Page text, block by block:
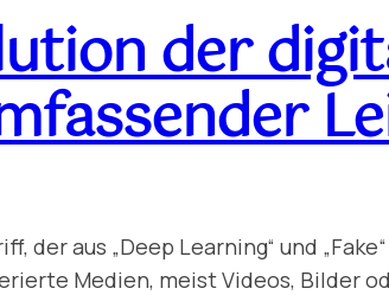
der
der aus „Deep Learning“ und
Medien, meist Videos, Bilder